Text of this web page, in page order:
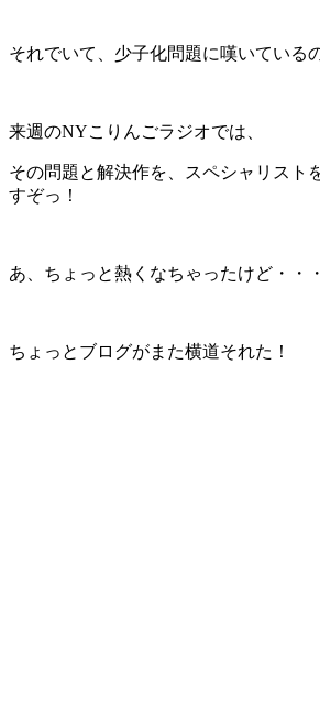
それでいて、少子化問題に嘆いている
来週のNYこりんごラジオでは、
その問題と解決作を、スペシャリスト
すぞっ！
あ、ちょっと熱くなちゃったけど・・・
ちょっとブログがまた横道それた！